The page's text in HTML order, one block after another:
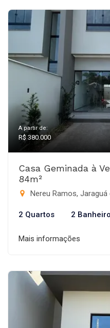
A partir de:
R$ 380.000
Casa Geminada à
84m²
Nereu Ramos, Jaraguá
2 Quartos 2
Mais informações